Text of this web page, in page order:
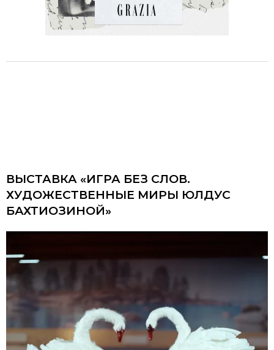
ВЫСТАВКА «ИГРА БЕЗ СЛОВ.
ХУДОЖЕСТВЕННЫЕ МИРЫ ЮЛДУС
БАХТИОЗИНОЙ»